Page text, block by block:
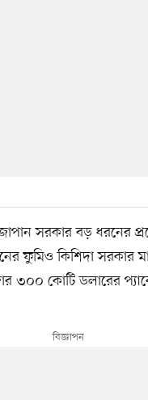
সরকার বড় ধরনের
ফুমিও কিশিদা সরকার
৩০০ কোটি ডলারের